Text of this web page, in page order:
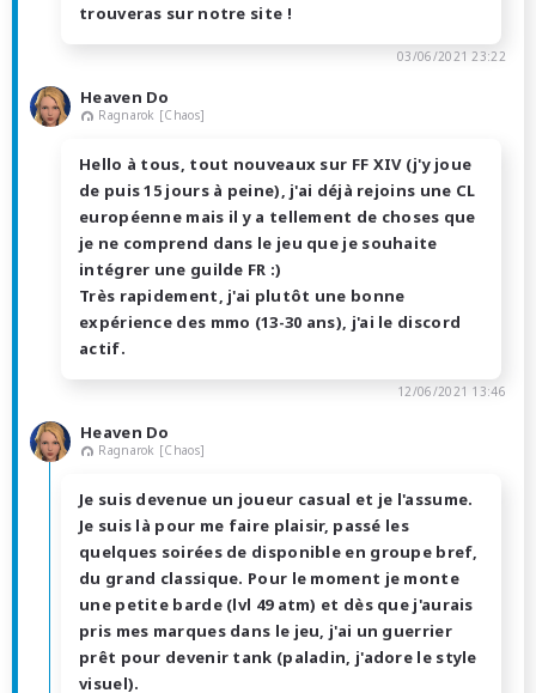
trouveras sur notre site !
03/06/2021 23:22
Heaven Do
Ragnarok [Chaos]
Hello à tous, tout nouveaux sur FF XIV (j'y joue
de puis 15 jours à peine), j'ai déjà rejoins une CL
européenne mais il y a tellement de choses que
je ne comprend dans le jeu que je souhaite
intégrer une guilde FR :)
Très rapidement, j'ai plutôt une bonne
expérience des mmo (13-30 ans), j'ai le discord
actif.
12/06/2021 13:46
Heaven Do
Ragnarok [Chaos]
Je suis devenue un joueur casual et je l'assume.
Je suis là pour me faire plaisir, passé les
quelques soirées de disponible en groupe bref,
du grand classique. Pour le moment je monte
une petite barde (lvl 49 atm) et dès que j'aurais
pris mes marques dans le jeu, j'ai un guerrier
prêt pour devenir tank (paladin, j'adore le style
visuel).